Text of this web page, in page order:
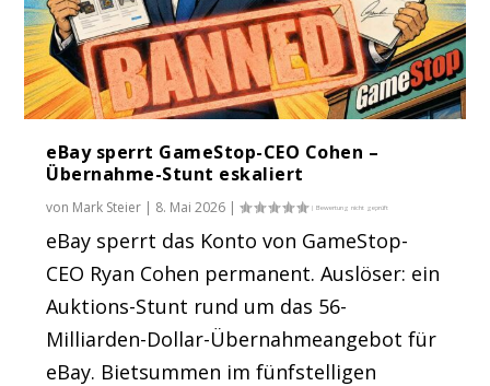
eBay sperrt GameStop-CEO Cohen –
Übernahme-Stunt eskaliert
von Mark Steier | 8. Mai 2026 |
eBay sperrt das Konto von GameStop-
CEO Ryan Cohen permanent. Auslöser: ein
Auktions-Stunt rund um das 56-
Milliarden-Dollar-Übernahmeangebot für
eBay. Bietsummen im fünfstelligen